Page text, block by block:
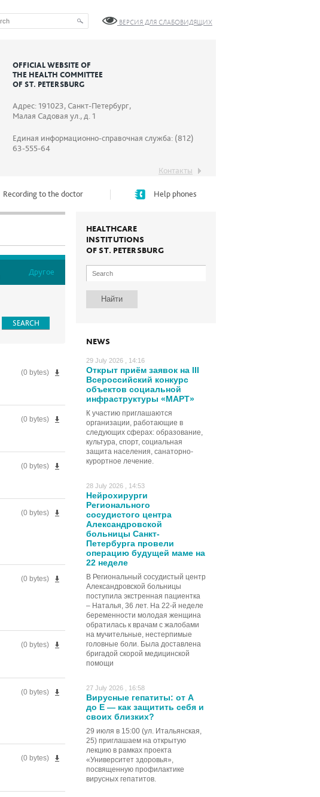
ВЕРСИЯ ДЛЯ СЛАБОВИДЯЩИХ
OFFICIAL WEBSITE OF
THE HEALTH COMMITTEE
OF ST. PETERSBURG
Адрес: 191023, Санкт-Петербург,
Малая Садовая ул., д. 1
Единая информационно-справочная служба: (812)
63-555-64
Контакты
Recording to the doctor Help phones
HEALTHCARE
INSTITUTIONS
OF ST. PETERSBURG
NEWS
29 July 2026 , 14:16
Открыт приём заявок на III
Всероссийский конкурс
объектов социальной
инфраструктуры «МАРТ»
К участию приглашаются
организации, работающие в
следующих сферах: образование,
культура, спорт, социальная
защита населения, санаторно-
курортное лечение.
28 July 2026 , 14:53
Нейрохирурги
Регионального
сосудистого центра
Александровской
больницы Санкт-
Петербурга провели
операцию будущей маме на
22 неделе
В Региональный сосудистый центр
Александровской больницы
поступила экстренная пациентка
– Наталья, 36 лет. На 22-й неделе
беременности молодая женщина
обратилась к врачам с жалобами
на мучительные, нестерпимые
головные боли. Была доставлена
бригадой скорой медицинской
помощи
27 July 2026 , 16:58
Вирусные гепатиты: от А
до Е — как защитить себя и
своих близких?
29 июля в 15:00 (ул. Итальянская,
25) приглашаем на открытую
лекцию в рамках проекта
«Университет здоровья»,
посвященную профилактике
вирусных гепатитов.
Другое
(0 bytes)
(0 bytes)
(0 bytes)
(0 bytes)
(0 bytes)
(0 bytes)
(0 bytes)
(0 bytes)